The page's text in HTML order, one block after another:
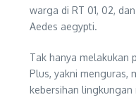
warga di RT 01, 02,
Aedes aegypti.
Tak hanya melakukan
Plus, yakni menguras,
kebersihan